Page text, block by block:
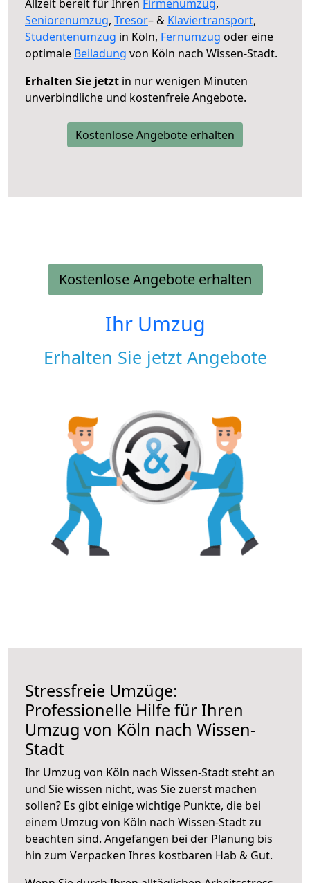
Allzeit bereit für Ihren Firmenumzug,
Seniorenumzug, Tresor– & Klaviertransport,
Studentenumzug in Köln, Fernumzug oder eine
optimale Beiladung von Köln nach Wissen-Stadt.
Erhalten Sie jetzt in nur wenigen Minuten
unverbindliche und kostenfreie Angebote.
Kostenlose Angebote erhalten
Kostenlose Angebote erhalten
Ihr Umzug
Erhalten Sie jetzt Angebote
Stressfreie Umzüge:
Professionelle Hilfe für Ihren
Umzug von Köln nach Wissen-
Stadt
Ihr Umzug von Köln nach Wissen-Stadt steht an
und Sie wissen nicht, was Sie zuerst machen
sollen? Es gibt einige wichtige Punkte, die bei
einem Umzug von Köln nach Wissen-Stadt zu
beachten sind. Angefangen bei der Planung bis
hin zum Verpacken Ihres kostbaren Hab & Gut.